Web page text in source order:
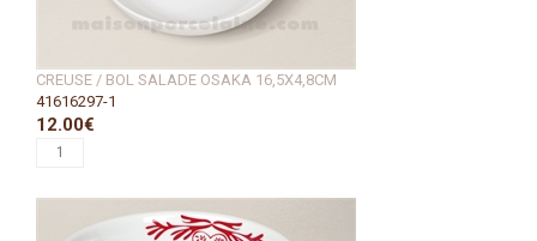
CREUSE / BOL SALADE OSAKA 16,5X4,8CM
41616297-1
12.00€